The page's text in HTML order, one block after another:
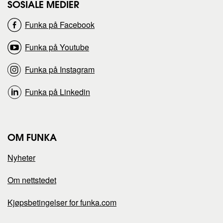
s
i
d
e
n
SOSIALE MEDIER
Funka på Facebook
Funka på Youtube
Funka på Instagram
Funka på Linkedin
OM FUNKA
Nyheter
Om nettstedet
Kjøpsbetingelser for funka.com